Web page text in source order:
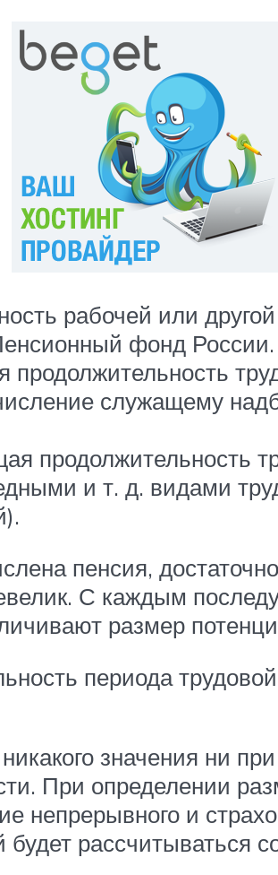
рабочей или
фонд России.
служащему
продолжительность
и т. д. видами
пенсия,
С каждым
размер
периода
значения ни
При определении
непрерывного и
рассчитываться